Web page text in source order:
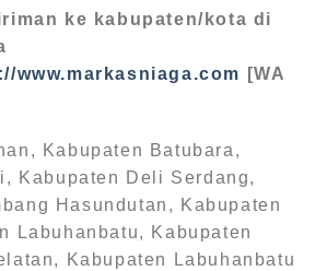
ke kabupaten/kota di
www.markasniaga.com
[WA
Kabupaten Batubara,
Kabupaten Deli Serdang,
Hasundutan, Kabupaten
Labuhanbatu, Kabupaten
Kabupaten Labuhanbatu